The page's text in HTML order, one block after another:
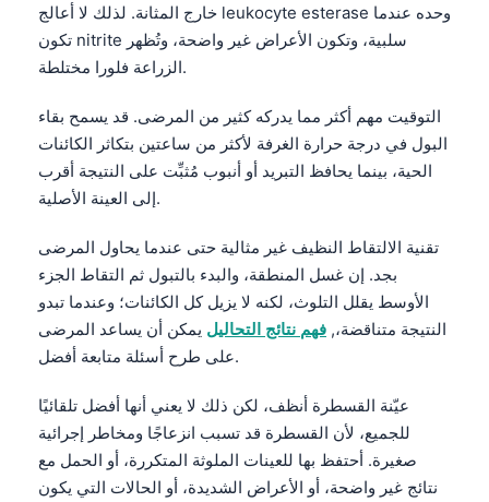
خارج المثانة. لذلك لا أعالج leukocyte esterase وحده عندما
تكون nitrite سلبية، وتكون الأعراض غير واضحة، وتُظهر
الزراعة فلورا مختلطة.
التوقيت مهم أكثر مما يدركه كثير من المرضى. قد يسمح بقاء
البول في درجة حرارة الغرفة لأكثر من ساعتين بتكاثر الكائنات
الحية، بينما يحافظ التبريد أو أنبوب مُثبِّت على النتيجة أقرب
إلى العينة الأصلية.
تقنية الالتقاط النظيف غير مثالية حتى عندما يحاول المرضى
بجد. إن غسل المنطقة، والبدء بالتبول ثم التقاط الجزء
الأوسط يقلل التلوث، لكنه لا يزيل كل الكائنات؛ وعندما تبدو
النتيجة متناقضة،, فهم نتائج التحاليل يمكن أن يساعد المرضى
على طرح أسئلة متابعة أفضل.
عيّنة القسطرة أنظف، لكن ذلك لا يعني أنها أفضل تلقائيًا
للجميع، لأن القسطرة قد تسبب انزعاجًا ومخاطر إجرائية
صغيرة. أحتفظ بها للعينات الملوثة المتكررة، أو الحمل مع
نتائج غير واضحة، أو الأعراض الشديدة، أو الحالات التي يكون
كوردی‎
پښتو
سنڌي
অসমীয়া
Galego
Latviešu valoda
Македонски јазик
Euskara
Gàidhlig
Occitan
Afrikaans
Монгол